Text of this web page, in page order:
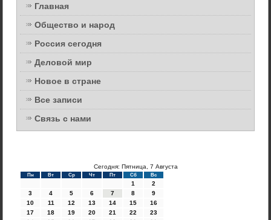
Главная
Общество и народ
Россия сегодня
Деловой мир
Новое в стране
Все записи
Связь с нами
Сегодня: Пятница, 7 Августа
Пн Вт Ср Чт Пт Сб Вс
1
2
3
4 5 6 7 8
9
10
11 12 13 14 15
16
17
18 19 20 21 22
23